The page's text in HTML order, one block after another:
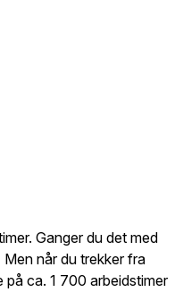
Ganger du det med
Men når du trekker fra
på ca. 1 700 arbeidstimer